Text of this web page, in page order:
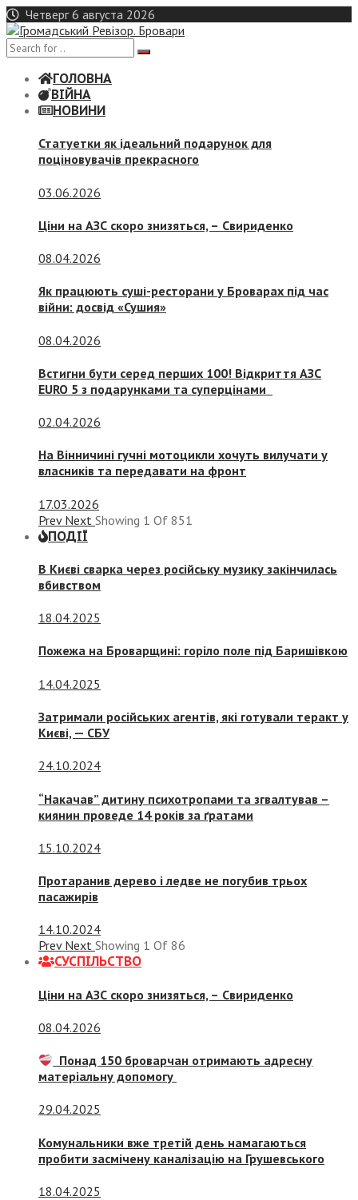
Skip
to
content
Четверг 6 августа 2026
ГОЛОВНА
ВІЙНА
НОВИНИ
Статуетки як ідеальний подарунок для
поціновувачів прекрасного
03.06.2026
Ціни на АЗС скоро знизяться, – Свириденко
08.04.2026
Як працюють суші-ресторани у Броварах під час
війни: досвід «Сушия»
08.04.2026
Встигни бути серед перших 100! Відкриття АЗС
EURO 5 з подарунками та суперцінами
02.04.2026
На Вінничині гучні мотоцикли хочуть вилучати у
власників та передавати на фронт
17.03.2026
Prev Next Showing 1 Of 851
ПОДІЇ
В Києві сварка через російську музику закінчилась
вбивством
18.04.2025
Пожежа на Броварщині: горіло поле під Баришівкою
14.04.2025
Затримали російських агентів, які готували теракт у
Києві, — СБУ
24.10.2024
“Накачав” дитину психотропами та згвалтував –
киянин проведе 14 років за ґратами
15.10.2024
Протаранив дерево і ледве не погубив трьох
пасажирів
14.10.2024
Prev Next Showing 1 Of 86
СУСПIЛЬСТВО
Ціни на АЗС скоро знизяться, – Свириденко
08.04.2026
Понад 150 броварчан отримають адресну
матеріальну допомогу
29.04.2025
Комунальники вже третій день намагаються
пробити засмічену каналізацію на Грушевського
18.04.2025